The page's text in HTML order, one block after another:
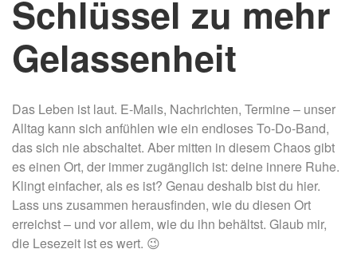
Schlüssel zu mehr
Gelassenheit
Das Leben ist laut. E-Mails, Nachrichten, Termine – unser
Alltag kann sich anfühlen wie ein endloses To-Do-Band,
das sich nie abschaltet. Aber mitten in diesem Chaos gibt
es einen Ort, der immer zugänglich ist: deine innere Ruhe.
Klingt einfacher, als es ist? Genau deshalb bist du hier.
Lass uns zusammen herausfinden, wie du diesen Ort
erreichst – und vor allem, wie du ihn behältst. Glaub mir,
die Lesezeit ist es wert. 😉